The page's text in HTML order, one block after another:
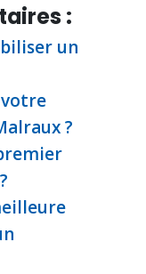
:
un
?